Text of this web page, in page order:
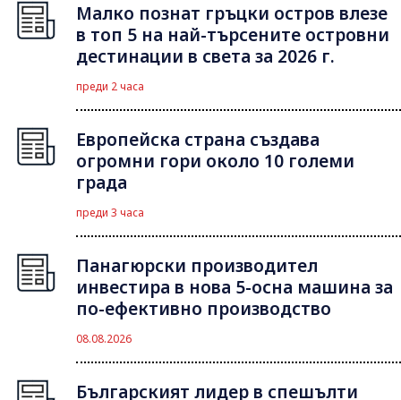
Малко познат гръцки остров влезе
в топ 5 на най-търсените островни
дестинации в света за 2026 г.
преди 2 часа
Европейска страна създава
огромни гори около 10 големи
града
преди 3 часа
Панагюрски производител
инвестира в нова 5-осна машина за
по-ефективно производство
08.08.2026
Българският лидер в спешълти